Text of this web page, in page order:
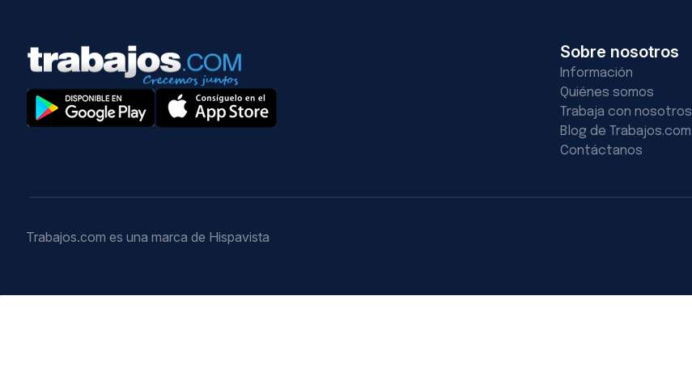
Sobre nosotros
Información
Quiénes somos
Trabaja con nosotros
Blog de Trabajos.com
Contáctanos
Trabajos.com es una marca de Hispavista